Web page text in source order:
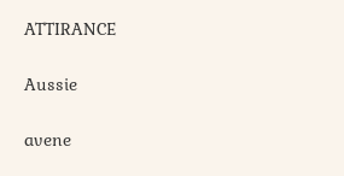
ATTIRANCE
Aussie
avene